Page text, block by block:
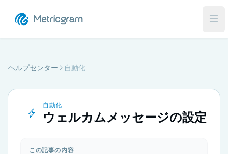
メ
ヘルプセンター 自動化
自動化
ウェルカムメッセージの設定
この記事の内容